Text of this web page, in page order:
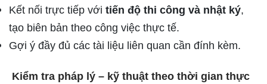
Kết nối trực tiếp với tiến độ thi công và nhật ký,
tạo biên bản theo công việc thực tế.
Gợi ý đầy đủ các tài liệu liên quan cần đính kèm.
Kiểm tra pháp lý – kỹ thuật theo thời gian thực